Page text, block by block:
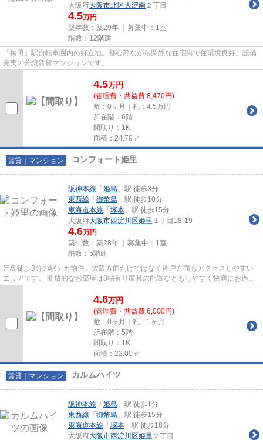
大阪府大阪市北区大淀南 ２丁目
4.5万円
築年数：築29年 ｜募集中： 1室
階数：12階建
「梅田」駅自転車圏内の好立地。都心部ながら閑静な住宅街で住環境良好。設備
充実の分譲賃貸マンションです。
4.5万円
(管理費・共益費 8,470円)
敷：0ヶ月｜礼：4.5万円
所在階：6階
間取り：1K
面積：24.79㎡
賃貸｜マンション コンフォート姫里
阪神本線 「 姫島 」駅 徒歩3分
東西線 「 御幣島 」駅 徒歩10分
東海道本線 「 塚本 」駅 徒歩15分
大阪府大阪市西淀川区姫里 １丁目18-19
4.6万円
築年数：築28年 ｜募集中： 1室
階数：5階建
姫島徒歩3分の駅チカ物件。大阪方面だけではなく神戸方面もアクセスしやすい
エリアです。 開放的なお部屋は8帖有り家具の配置などもしやすく快適にお過ご
4.6万円
(管理費・共益費 6,000円)
敷：0ヶ月｜礼：1ヶ月
所在階：5階
間取り：1K
面積：22.00㎡
賃貸｜マンション カルムハイツ
阪神本線 「 姫島 」駅 徒歩1分
東西線 「 御幣島 」駅 徒歩15分
東海道本線 「 塚本 」駅 徒歩18分
大阪府大阪市西淀川区姫里 ２丁目